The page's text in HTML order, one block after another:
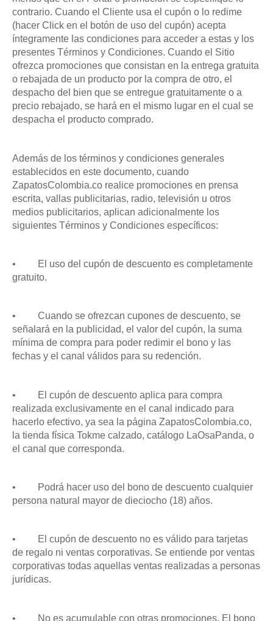
contrario. Cuando el Cliente usa el cupón o lo redime
(hacer Click en el botón de uso del cupón) acepta
íntegramente las condiciones para acceder a estas y los
presentes Términos y Condiciones. Cuando el Sitio
ofrezca promociones que consistan en la entrega gratuita
o rebajada de un producto por la compra de otro, el
despacho del bien que se entregue gratuitamente o a
precio rebajado, se hará en el mismo lugar en el cual se
despacha el producto comprado.
Además de los términos y condiciones generales
establecidos en este documento, cuando
ZapatosColombia.co realice promociones en prensa
escrita, vallas publicitarias, radio, televisión u otros
medios publicitarios, aplican adicionalmente los
siguientes Términos y Condiciones específicos:
•
El uso del cupón de descuento es completamente
gratuito.
• Cuando se ofrezcan cupones de descuento, se
señalará en la publicidad, el valor del cupón, la suma
mínima de compra para poder redimir el bono y las
fechas y el canal válidos para su redención.
•
El cupón de descuento aplica para compra
realizada exclusivamente en el canal indicado para
hacerlo efectivo, ya sea la página ZapatosColombia.co,
la tienda física Tokme calzado, catálogo LaOsaPanda, o
el canal que corresponda.
•
Podrá hacer uso del bono de descuento cualquier
persona natural mayor de dieciocho (18) años.
•
El cupón de descuento no es válido para tarjetas
de regalo ni ventas corporativas. Se entiende por ventas
corporativas todas aquellas ventas realizadas a personas
jurídicas.
•
No es acumulable con otras promociones. El bono